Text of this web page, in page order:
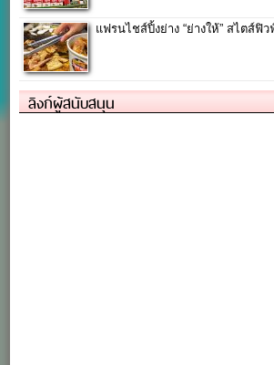
แฟรนไชส์ปิ้งย่าง “ย่างให้” สไตส์ฟิ
ลิงก์ผู้สนับสนุน